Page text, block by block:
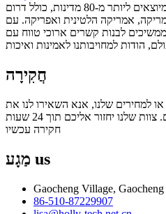
כיום, למעלה מ-80% ממוצרינו מיוצאים ליותר מ-80 מדינות, כולל דרום
אמריקה הלטינית ואפריקה. עם
אנו ממשיכים לבנות קשרים ארוכי טווח עם
חֲקִירָה
למחירים שלנו, אנא השאירו לנו את
חקירה עכשיו
מַגָע us
86-510-87229907